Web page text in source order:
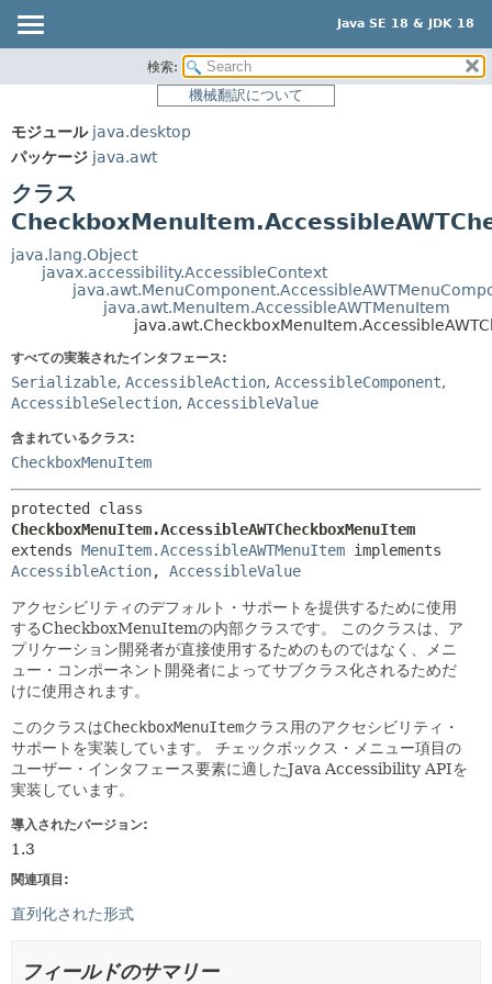
Java SE 18 & JDK 18
パッケージ
使用
プレビュー
索引
ヘルプ
サマリー:
ネスト済
フィールド
コンストラクタ
検索:
機械翻訳について
モジュール java.desktop
パッケージ java.awt
クラス
java.lang.Object
javax.accessibility.AccessibleContext
java.awt.MenuItem.AccessibleAWTMenuItem
すべての実装されたインタフェース:
Serializable, AccessibleAction, AccessibleComponent,
AccessibleSelection, AccessibleValue
含まれているクラス:
CheckboxMenuItem
CheckboxMenuItem.AccessibleAWTCheckboxMenuItem
extends MenuItem.AccessibleAWTMenuItem
AccessibleAction, AccessibleValue
アクセシビリティのデフォルト・サポートを提供するために使用
するCheckboxMenuItemの内部クラスです。
このクラスは、ア
プリケーション開発者が直接使用するためのものではなく、メニ
ュー・コンポーネント開発者によってサブクラス化されるためだ
けに使用されます。
このクラスはCheckboxMenuItemクラス用のアクセシビリティ・
サポートを実装しています。
チェックボックス・メニュー項目の
ユーザー・インタフェース要素に適したJava Accessibility APIを
実装しています。
導入されたバージョン:
1.3
関連項目:
直列化された形式
フィールドのサマリー